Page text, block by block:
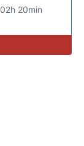
02h 20min